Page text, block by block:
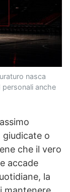
nasca
anche
giudicate o
che il vero
accade
la